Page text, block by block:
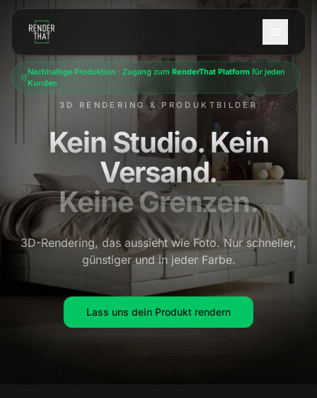
Zum Hauptinhalt springen
Nachhaltige Produktion · Zugang zum RenderThat Platform für jeden
Kunden
3D RENDERING & PRODUKTBILDER
Kein Studio. Kein
Versand.
Keine Grenzen.
3D-Rendering, das aussieht wie Foto. Nur schneller,
günstiger und in jeder Farbe.
Lass uns dein Produkt rendern